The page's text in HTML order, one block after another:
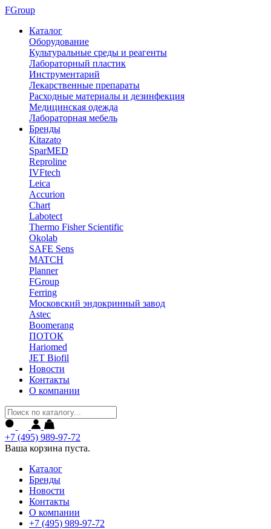
FGroup
Каталог
Оборудование
Культуральные среды и реагенты
Лабораторный пластик
Инструментарий
Лекарственные препараты
Расходные материалы и дезинфекция
Медицинская одежда
Лабораторная мебель
Бренды
Kitazato
SparMED
Reproline
IVFtech
Leica
Accurion
Chart
Labotect
Thermo Fisher Scientific
Okolab
SAFE Sens
MATCH
Planner
FGroup
Ferring
Московский эндокринный завод
Astec
Boomerang
ПОТОК
Hariomed
JET Biofil
Новости
Контакты
О компании
+7 (495) 989-97-72
Ваша корзина пуста.
Каталог
Бренды
Новости
Контакты
О компании
+7 (495) 989-97-72